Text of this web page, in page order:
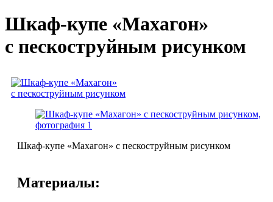
Шкаф-купе «Махагон»
с пескоструйным рисунком
Шкаф-купе «Махагон» с пескоструйным рисунком
Материалы: